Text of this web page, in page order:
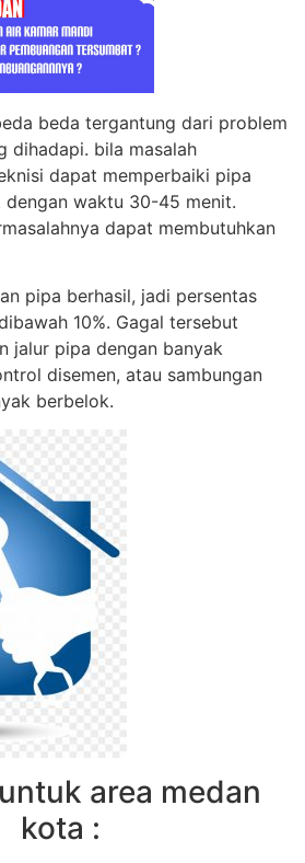
beda tergantung dari problem
dihadapi. bila masalah
dapat memperbaiki pipa
dengan waktu 30-45 menit.
dapat membutuhkan
pipa berhasil, jadi persentas
10%. Gagal tersebut
jalur pipa dengan banyak
disemen, atau sambungan
berbelok.
area medan
kota :